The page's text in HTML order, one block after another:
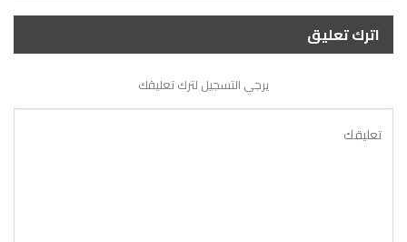
اترك تعليق
يرجي التسجيل لترك تعليقك